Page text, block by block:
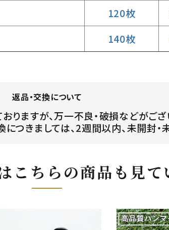
120枚
140枚
返品・交換について
りますが、万一不良・破損などがご
つきましては、2週間以内、未開封・
こちらの商品も見て